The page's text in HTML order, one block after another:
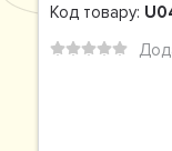
Код товару: